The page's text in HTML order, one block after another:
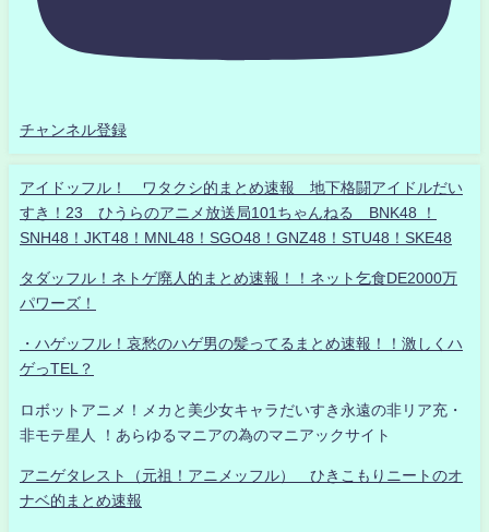
チャンネル登録
アイドッフル！ ワタクシ的まとめ速報 地下格闘アイドルだい
すき！23 ひうらのアニメ放送局101ちゃんねる BNK48 ！
SNH48！JKT48！MNL48！SGO48！GNZ48！STU48！SKE48
タダッフル！ネトゲ廃人的まとめ速報！！ネット乞食DE2000万
パワーズ！
・ハゲッフル！哀愁のハゲ男の髪ってるまとめ速報！！激しくハ
ゲっTEL？
ロボットアニメ！メカと美少女キャラだいすき永遠の非リア充・
非モテ星人 ！あらゆるマニアの為のマニアックサイト
アニゲタレスト（元祖！アニメッフル） ひきこもりニートのオ
ナベ的まとめ速報